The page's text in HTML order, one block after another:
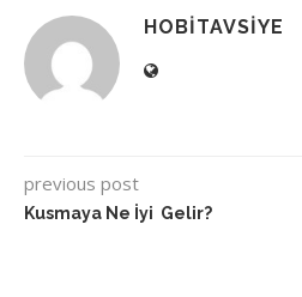
HOBITAVSIYE
previous post
Kusmaya Ne İyi Gelir?